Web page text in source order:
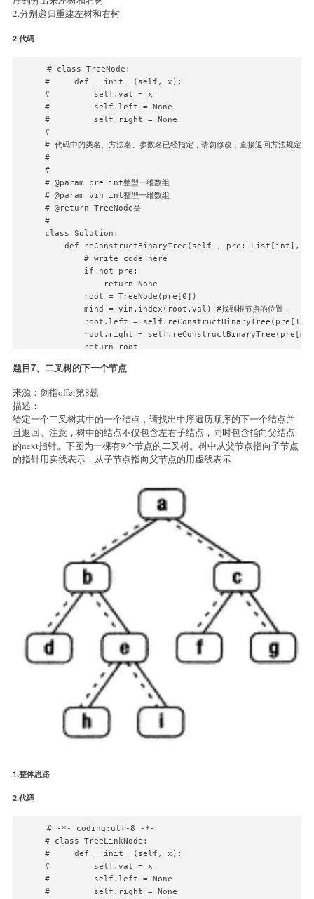
2.分别递归重建左树和右树
2.代码
# class TreeNode:
#     def __init__(self, x):
#         self.val = x
#         self.left = None
#         self.right = None
#
# 代码中的类名、方法名、参数名已经指定，请勿修改，直接返回方法规定的
#
#
# @param pre int整型一维数组
# @param vin int整型一维数组
# @return TreeNode类
#
class Solution:
def reConstructBinaryTree(self , pre: List[int],
        # write code here
        if not pre:
            return None
        root = TreeNode(pre[0])
        mind = vin.index(root.val) #找到根节点的位置，
root.left =
root.right =
        return root
题目7、二叉树的下一个节点
来源：剑指offer第8题
描述：
给定一个二叉树其中的一个结点，请找出中序遍历顺序的下一个结点并
且返回。注意，树中的结点不仅包含左右子结点，同时包含指向父结点
的next指针。下图为一棵有9个节点的二叉树。树中从父节点指向子节点
的指针用实线表示，从子节点指向父节点的用虚线表示
1.整体思路
2.代码
# -*- coding:utf-8 -*-
# class TreeLinkNode:
#     def __init__(self, x):
#         self.val = x
#         self.left = None
#         self.right = None